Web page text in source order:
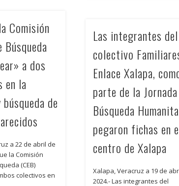
Comisión
a dos
en la
de
a 22 de abril de
la Comisión
(CEB)
colectivos en
Las integrantes del
colectivo
Enlace Xalapa,
parte de la
Búsqueda
pegaron fichas en
centro de Xalapa
Xalapa, Veracruz a 19 de
2024.- Las integrantes del